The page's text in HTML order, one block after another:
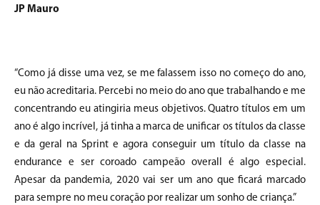
JP Mauro
“Como já disse uma vez, se me falassem isso no começo do ano,
eu não acreditaria. Percebi no meio do ano que trabalhando e me
concentrando eu atingiria meus objetivos. Quatro títulos em um
ano é algo incrível, já tinha a marca de unificar os títulos da classe
e da geral na Sprint e agora conseguir um título da classe na
endurance e ser coroado campeão overall é algo especial.
Apesar da pandemia, 2020 vai ser um ano que ficará marcado
para sempre no meu coração por realizar um sonho de criança.”